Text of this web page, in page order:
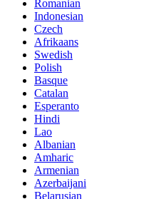
Romanian
Indonesian
Czech
Afrikaans
Swedish
Polish
Basque
Catalan
Esperanto
Hindi
Lao
Albanian
Amharic
Armenian
Azerbaijani
Belarusian